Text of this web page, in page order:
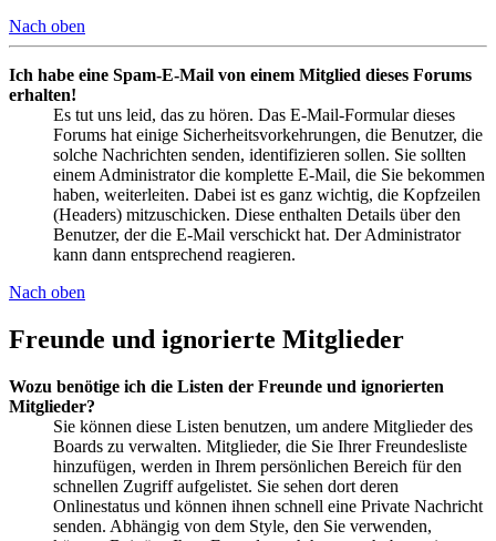
Nach oben
Ich habe eine Spam-E-Mail von einem Mitglied dieses Forums
erhalten!
Es tut uns leid, das zu hören. Das E-Mail-Formular dieses
Forums hat einige Sicherheitsvorkehrungen, die Benutzer, die
solche Nachrichten senden, identifizieren sollen. Sie sollten
einem Administrator die komplette E-Mail, die Sie bekommen
haben, weiterleiten. Dabei ist es ganz wichtig, die Kopfzeilen
(Headers) mitzuschicken. Diese enthalten Details über den
Benutzer, der die E-Mail verschickt hat. Der Administrator
kann dann entsprechend reagieren.
Nach oben
Freunde und ignorierte Mitglieder
Wozu benötige ich die Listen der Freunde und ignorierten
Mitglieder?
Sie können diese Listen benutzen, um andere Mitglieder des
Boards zu verwalten. Mitglieder, die Sie Ihrer Freundesliste
hinzufügen, werden in Ihrem persönlichen Bereich für den
schnellen Zugriff aufgelistet. Sie sehen dort deren
Onlinestatus und können ihnen schnell eine Private Nachricht
senden. Abhängig von dem Style, den Sie verwenden,